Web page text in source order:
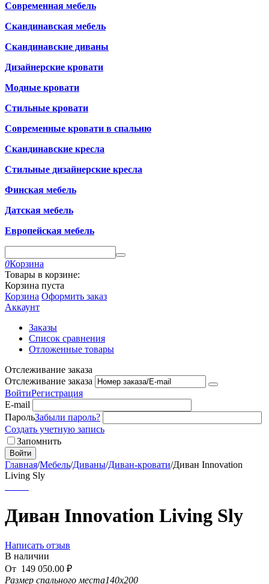
Современная мебель
Скандинавская мебель
Скандинавские диваны
Дизайнерские кровати
Модные кровати
Стильные кровати
Современные кровати в спальню
Скандинавские кресла
Стильные дизайнерские кресла
Финская мебель
Датская мебель
Европейская мебель
0Корзина
Товары в корзине:
Корзина пуста
Корзина Оформить заказ
Аккаунт
Заказы
Список сравнения
Отложенные товары
Отслеживание заказа
Отслеживание заказа
ВойтиРегистрация
E-mail
ПарольЗабыли пароль?
Создать учетную запись
Запомнить
Войти
Главная/Мебель/Диваны/Диван-кровати/Диван Innovation
Living Sly
Диван Innovation Living Sly
Написать отзыв
В наличии
От 149 050.00 ₽
Размер спального места140x200